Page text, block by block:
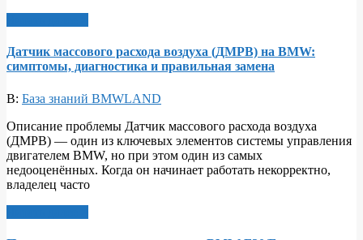
Датчик массового расхода воздуха (ДМРВ) на BMW:
симптомы, диагностика и правильная замена
В: База знаний BMWLAND
Описание проблемы Датчик массового расхода воздуха
(ДМРВ) — один из ключевых элементов системы управления
двигателем BMW, но при этом один из самых
недооценённых. Когда он начинает работать некорректно,
владелец часто